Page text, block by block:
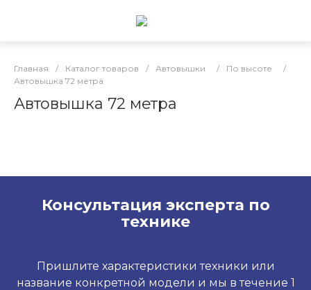
Главная / Каталог товаров / Автовышки / По высоте
/
Автовышка 72 метра
Автовышка 72 метра
Консультация эксперта по
технике
Пришлите характеристики техники или
название конкретной модели и мы в течение 1